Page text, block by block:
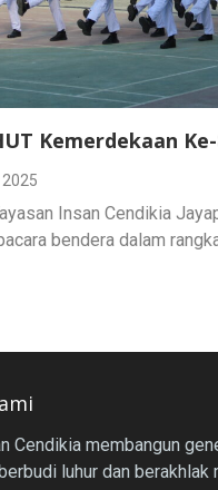
Kemerdekaan Ke-
Insan Cendikia
bendera dalam
Cendikia membangun
luhur dan berakhlak